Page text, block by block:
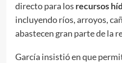
directo para los recursos
incluyendo ríos, arroyos,
abastecen gran parte de la
García insistió en que